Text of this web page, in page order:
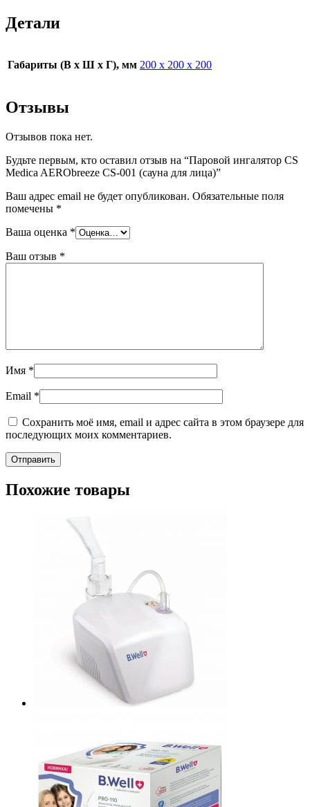
Детали
Габариты (В х Ш х Г), мм 200 х 200 х 200
Отзывы
Отзывов пока нет.
Будьте первым, кто оставил отзыв на “Паровой ингалятор CS
Medica AERObreeze CS-001 (сауна для лица)”
Ваш адрес email не будет опубликован. Обязательные поля
помечены *
Ваша оценка *
Ваш отзыв *
Имя *
Email *
Сохранить моё имя, email и адрес сайта в этом браузере для
последующих моих комментариев.
Похожие товары